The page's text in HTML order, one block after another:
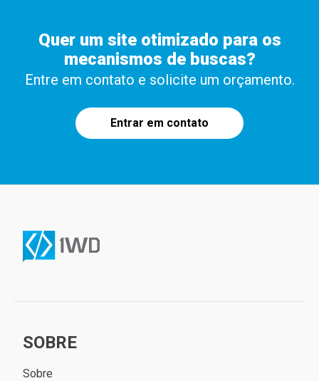
Quer um site otimizado para os
mecanismos de buscas?
Entre em contato e solicite um orçamento.
Entrar em contato
SOBRE
Sobre